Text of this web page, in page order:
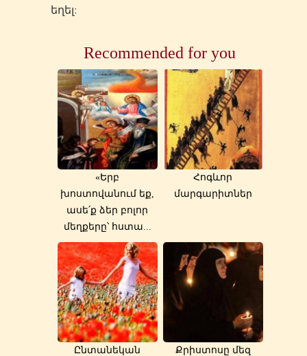
եղել:
Recommended for you
«Երբ
խոստովանում եք,
ասե՛ք ձեր բոլոր
մեղքերը՝ հստա...
Հոգևոր
մարգարիտներ
Ընտանեկան
Քրիստոսը մեզ